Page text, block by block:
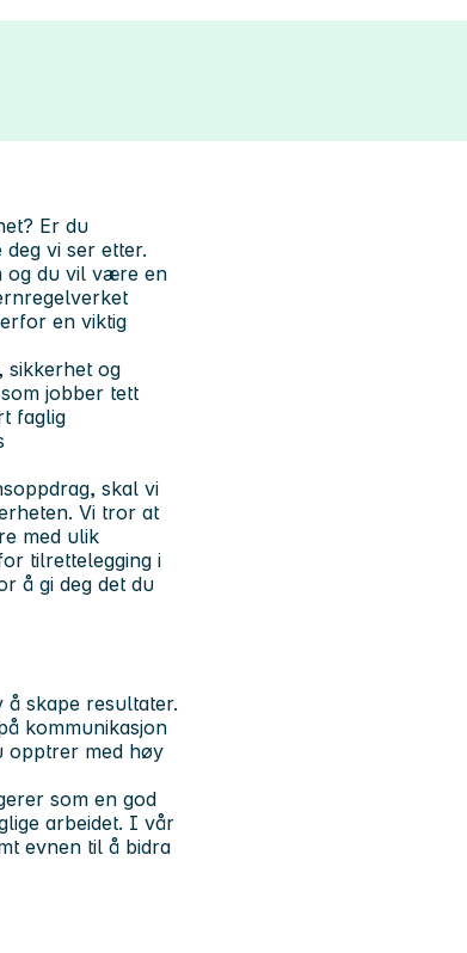
Er du
vi ser etter.
og du vil være en
en viktig
sikkerhet og
jobber tett
faglig
skal vi
Vi tror at
med ulik
tilrettelegging i
å gi deg det du
skape resultater.
kommunikasjon
opptrer med høy
som en god
arbeidet. I vår
evnen til å bidra